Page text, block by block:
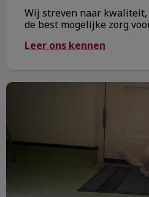
Wij streven naar kwaliteit,
de best mogelijke zorg
Leer ons kennen
Dieren